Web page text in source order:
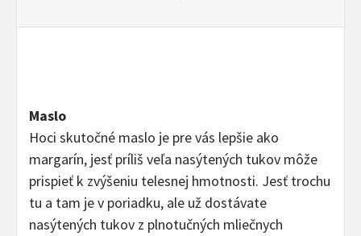
Maslo
Hoci skutočné maslo je pre vás lepšie ako
margarín, jesť príliš veľa nasýtených tukov môže
prispieť k zvýšeniu telesnej hmotnosti. Jesť trochu
tu a tam je v poriadku, ale už dostávate
nasýtených tukov z plnotučných mliečnych